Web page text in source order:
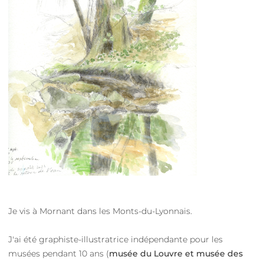
Je vis à Mornant dans les Monts-du-Lyonnais.
J'ai été graphiste-illustratrice indépendante pour les
musées pendant 10 ans (musée du Louvre et musée des